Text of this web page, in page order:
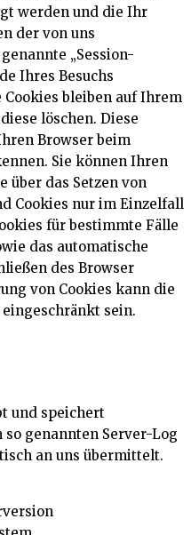
werden und die Ihr
der von uns
„Session-
Ihres Besuchs
bleiben auf Ihrem
löschen. Diese
Browser beim
Sie können Ihren
über das Setzen von
Cookies nur im Einzelfall
für bestimmte Fälle
das automatische
des Browser
von Cookies kann die
sein.
und speichert
genannten Server-Log
an uns übermittelt.